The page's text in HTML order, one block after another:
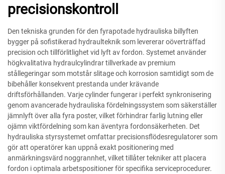
precisionskontroll
Den tekniska grunden för den fyrapotade hydrauliska billyften
bygger på sofistikerad hydraulteknik som levererar oöverträffad
precision och tillförlitlighet vid lyft av fordon. Systemet använder
högkvalitativa hydraulcylindrar tillverkade av premium
stållegeringar som motstår slitage och korrosion samtidigt som de
bibehåller konsekvent prestanda under krävande
driftsförhållanden. Varje cylinder fungerar i perfekt synkronisering
genom avancerade hydrauliska fördelningssystem som säkerställer
jämnlyft över alla fyra poster, vilket förhindrar farlig lutning eller
ojämn viktfördelning som kan äventyra fordonsäkerheten. Det
hydrauliska styrsystemet omfattar precisionsflödesregulatorer som
gör att operatörer kan uppnå exakt positionering med
anmärkningsvärd noggrannhet, vilket tillåter tekniker att placera
fordon i optimala arbetspositioner för specifika serviceprocedurer.